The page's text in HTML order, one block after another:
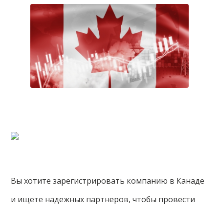
Вы хотите зарегистрировать компанию в Канаде
и ищете надежных партнеров, чтобы провести